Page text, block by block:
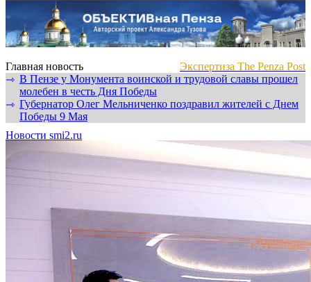
Главная новость
Экспертиза The Penza Post
⇾ В Пензе у Монумента воинской и трудовой славы прошел
молебен в честь Дня Победы
⇾ Губернатор Олег Мельниченко поздравил жителей с Днем
Победы 9 Мая
Новости smi2.ru